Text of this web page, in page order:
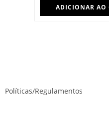
ADICIONAR AO
Políticas/Regulamentos